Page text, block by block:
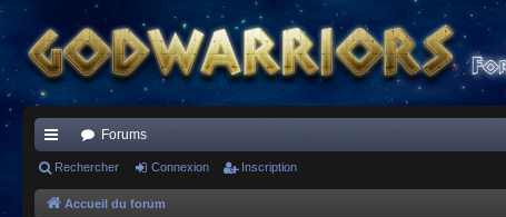
ac
co
Forums
Rechercher Connexion Inscription
Accueil du forum